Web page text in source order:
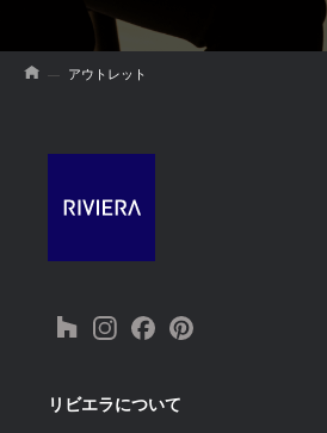
アウトレット
リビエラについて